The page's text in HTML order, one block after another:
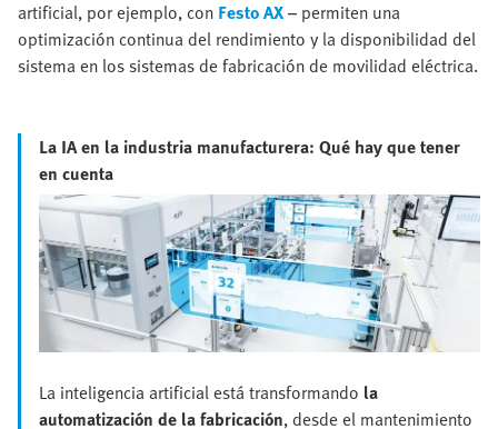
artificial, por ejemplo, con Festo AX– permiten una
optimización continua del rendimiento y la disponibilidad del
sistema en los sistemas de fabricación de movilidad eléctrica.
La IA en la industria manufacturera: Qué hay que tener
en cuenta
La inteligencia artificial está transformando la
automatización de la fabricación, desde el mantenimiento